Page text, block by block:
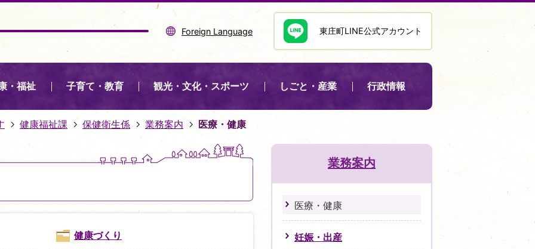
Foreign Language 東庄町LINE公式アカウント
・福祉 子育て・教育 観光・文化・スポーツ しごと・産業 行政情報
健康福祉課 保健衛生係 業務案内 医療・健康
健康づくり
業務案内
医療・健康
妊娠・出産